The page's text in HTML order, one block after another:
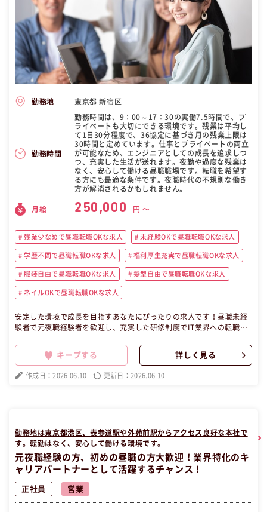
勤務地 東京都 新宿区
勤務時間
勤務時間は、9：00～17：30の実働7.5時間で、プ
ライベートも大切にできる環境です。残業は平均し
て1日30分程度で、36協定に基づき月の残業上限は
30時間と定めています。仕事とプライベートの両立
が可能なため、エンジニアとしての成長を追求しつ
つ、充実した生活が送れます。夜勤や過度な残業は
なく、安心して働ける昼職職場です。転職を希望す
る方にも最適な条件です。夜職時代の不規則な働き
方が解消されるかもしれません。
月給 250,000 円 〜
残業少なめで昼職転職OKな求人 未経験OKで昼職転職OKな求人
学歴不問で昼職転職OKな求人 福利厚生充実で昼職転職OKな求人
服装自由で昼職転職OKな求人 髪型自由で昼職転職OKな求人
ネイルOKで昼職転職OKな求人
安定した環境で成長を目指すあなたにぴったりの求人です！昼職未経
験者で元夜職経験者を歓迎し、充実した研修制度でIT業界への転職を
きる環境が整っています。残業は少なく、プライベートも充実。エン
ジニアとしてのキャリアアップを目指し、年収アップも可能です。東
京を中心に、働きやすい昼職の職場です。 この昼職求人は東京都新宿
区正社員ITエンジニアの昼職へ転職したい方の求人です。
キープする 詳しく見る
作成日：2026.06.10 更新日：2026.06.10
勤務地は東京都港区、表参道駅や外苑前駅からアクセス良好な本社で
す。転勤はなく、安心して働ける環境です。
元夜職経験の方、初めの昼職の方大歓迎！業界特化のキ
ャリアパートナーとして活躍するチャンス！
正社員 営業